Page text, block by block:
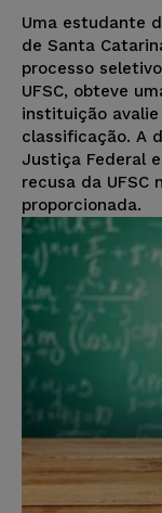
Uma estudante
de Santa
processo
UFSC, obteve
instituição
classificação. A
Justiça Federal
recusa da UFSC
proporcionada.